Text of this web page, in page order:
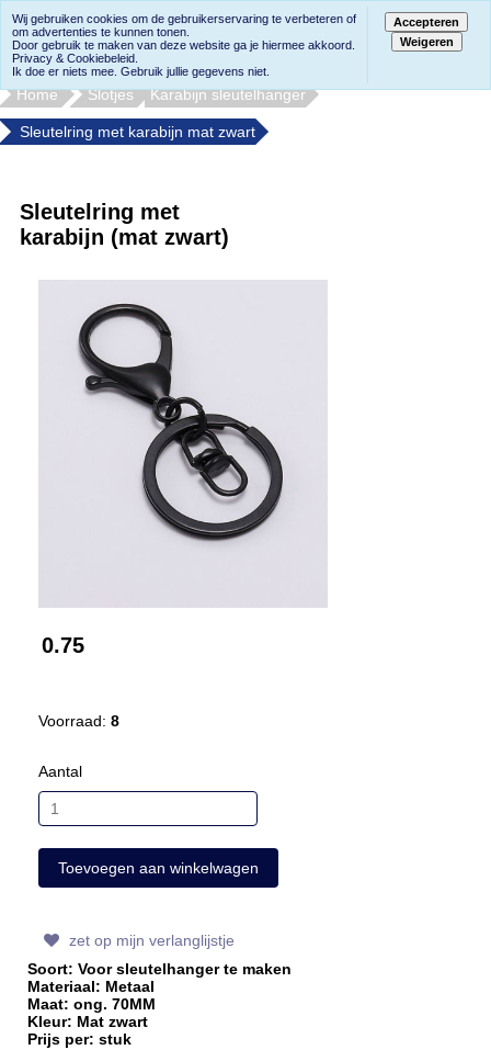
Home Slotjes Karabijn sleutelhanger
Sleutelring met karabijn mat zwart
Sleutelring met
karabijn (mat zwart)
0.75
Voorraad: 8
Aantal
zet op mijn verlanglijstje
Soort: Voor sleutelhanger te maken
Materiaal: Metaal
Maat: ong. 70MM
Kleur: Mat zwart
Prijs per: stuk
Wij gebruiken cookies om de gebruikerservaring te verbeteren of
om advertenties te kunnen tonen.
Door gebruik te maken van deze website ga je hiermee akkoord.
Privacy & Cookiebeleid.
Ik doe er niets mee. Gebruik jullie gegevens niet.
Accepteren
Weigeren